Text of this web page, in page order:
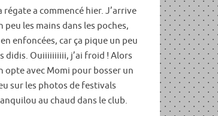
régate a commencé hier. J’arrive
peu les mains dans les poches,
enfoncées, car ça pique un peu
didis. Ouiiiiiiiiii, j’ai froid ! Alors
opte avec Momi pour bosser un
sur les photos de festivals
au chaud dans le club.